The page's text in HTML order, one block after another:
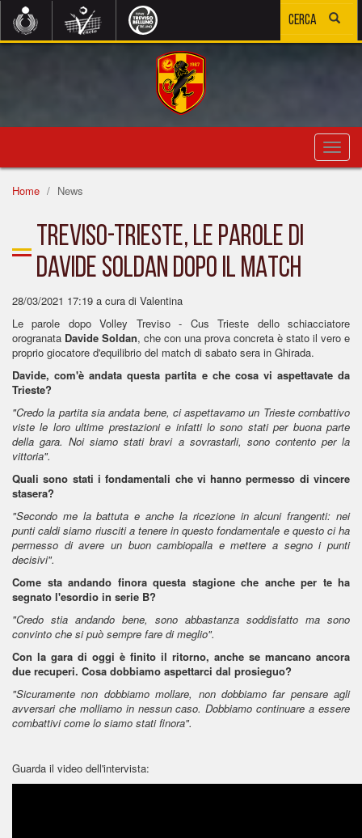
Home
News
TREVISO-TRIESTE, LE PAROLE DI
DAVIDE SOLDAN DOPO IL MATCH
28/03/2021 17:19 a cura di Valentina
Le parole dopo Volley Treviso - Cus Trieste dello schiacciatore
orogranata Davide Soldan, che con una prova concreta è stato il vero e
proprio giocatore d'equilibrio del match di sabato sera in Ghirada.
Davide, com'è andata questa partita e che cosa vi aspettavate da
Trieste?
"Credo la partita sia andata bene, ci aspettavamo un Trieste combattivo
viste le loro ultime prestazioni e infatti lo sono stati per buona parte
della gara. Noi siamo stati bravi a sovrastarli, sono contento per la
vittoria".
Quali sono stati i fondamentali che vi hanno permesso di vincere
stasera?
"Secondo me la battuta e anche la ricezione in alcuni frangenti: nei
punti caldi siamo riusciti a tenere in questo fondamentale e questo ci ha
permesso di avere un buon cambiopalla e mettere a segno i punti
decisivi".
Come sta andando finora questa stagione che anche per te ha
segnato l'esordio in serie B?
"Credo stia andando bene, sono abbastanza soddisfatto ma sono
convinto che si può sempre fare di meglio".
Con la gara di oggi è finito il ritorno, anche se mancano ancora
due recuperi. Cosa dobbiamo aspettarci dal prosieguo?
"Sicuramente non dobbiamo mollare, non dobbiamo far pensare agli
avversari che molliamo in nessun caso. Dobbiamo continuare a essere
combattivi come lo siamo stati finora".
Guarda il video dell'intervista: